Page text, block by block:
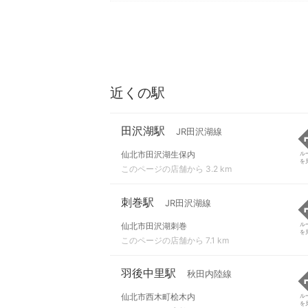
近くの駅
田沢湖駅 JR田沢湖線
仙北市田沢湖生保内
このページの店舗から 3.2 km
ル
を
刺巻駅 JR田沢湖線
仙北市田沢湖刺巻
このページの店舗から 7.1 km
ル
を
羽後中里駅 秋田内陸線
仙北市西木町桧木内
ル
を